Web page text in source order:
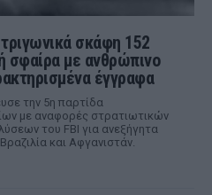
σκάφη 152
σφαίρα με ανθρώπινο
έγγραφα
την 5η παρτίδα
με αναφορές στρατιωτικών
του FBI για ανεξήγητα
και Αφγανιστάν.